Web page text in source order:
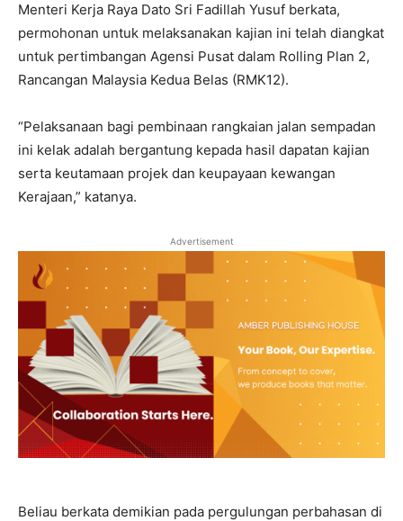
Menteri Kerja Raya Dato Sri Fadillah Yusuf berkata,
permohonan untuk melaksanakan kajian ini telah diangkat
untuk pertimbangan Agensi Pusat dalam Rolling Plan 2,
Rancangan Malaysia Kedua Belas (RMK12).
“Pelaksanaan bagi pembinaan rangkaian jalan sempadan
ini kelak adalah bergantung kepada hasil dapatan kajian
serta keutamaan projek dan keupayaan kewangan
Kerajaan,” katanya.
Advertisement
Beliau berkata demikian pada pergulungan perbahasan di